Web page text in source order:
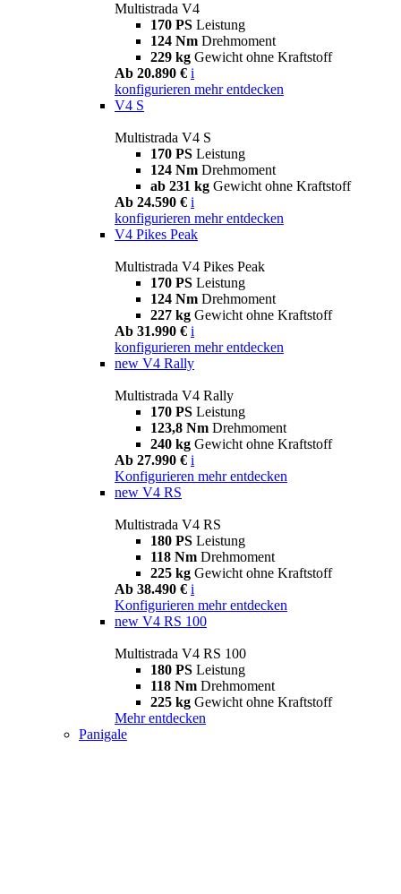
Multistrada V4
170 PS Leistung
124 Nm Drehmoment
229 kg Gewicht ohne Kraftstoff
Ab 20.890 € i
konfigurieren mehr entdecken
V4 S
Multistrada V4 S
170 PS Leistung
124 Nm Drehmoment
ab 231 kg Gewicht ohne Kraftstoff
Ab 24.590 € i
konfigurieren mehr entdecken
V4 Pikes Peak
Multistrada V4 Pikes Peak
170 PS Leistung
124 Nm Drehmoment
227 kg Gewicht ohne Kraftstoff
Ab 31.990 € i
konfigurieren mehr entdecken
new V4 Rally
Multistrada V4 Rally
170 PS Leistung
123,8 Nm Drehmoment
240 kg Gewicht ohne Kraftstoff
Ab 27.990 € i
Konfigurieren mehr entdecken
new V4 RS
Multistrada V4 RS
180 PS Leistung
118 Nm Drehmoment
225 kg Gewicht ohne Kraftstoff
Ab 38.490 € i
Konfigurieren mehr entdecken
new V4 RS 100
Multistrada V4 RS 100
180 PS Leistung
118 Nm Drehmoment
225 kg Gewicht ohne Kraftstoff
Mehr entdecken
Panigale